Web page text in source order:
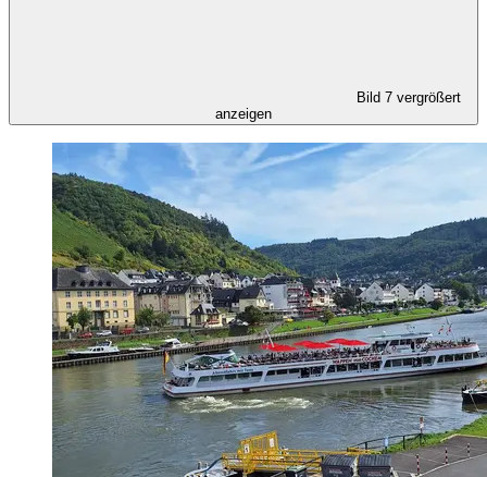
Bild 7 vergrößert
anzeigen